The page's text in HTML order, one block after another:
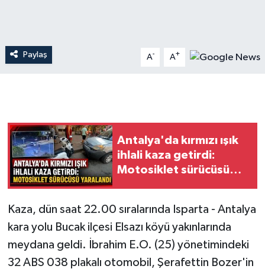
Paylaş A- A+
Antalya'da kırmızı ışık
ihlali kaza getirdi:
Motosiklet sürücüsü
Kaza, dün saat 22.00 sıralarında Isparta - Antalya
kara yolu Bucak ilçesi Elsazı köyü yakınlarında
meydana geldi. İbrahim E.O. (25) yönetimindeki
32 ABS 038 plakalı otomobil, Şerafettin Bozer'in